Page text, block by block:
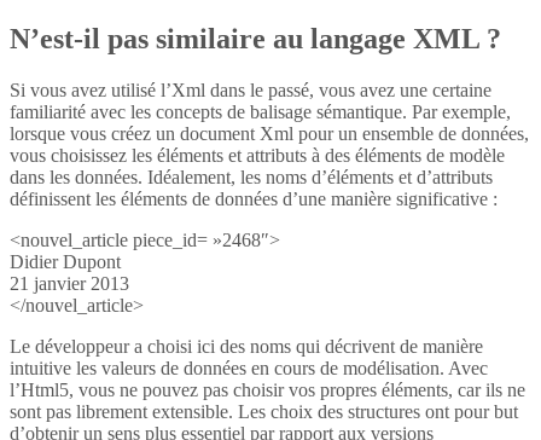
N’est-il pas similaire au langage XML ?
Si vous avez utilisé l’Xml dans le passé, vous avez une certaine
familiarité avec les concepts de balisage sémantique. Par exemple,
lorsque vous créez un document Xml pour un ensemble de données,
vous choisissez les éléments et attributs à des éléments de modèle
dans les données. Idéalement, les noms d’éléments et d’attributs
définissent les éléments de données d’une manière significative :
<nouvel_article piece_id= »2468″>
Didier Dupont
21 janvier 2013
</nouvel_article>
Le développeur a choisi ici des noms qui décrivent de manière
intuitive les valeurs de données en cours de modélisation. Avec
l’Html5, vous ne pouvez pas choisir vos propres éléments, car ils ne
sont pas librement extensible. Les choix des structures ont pour but
d’obtenir un sens plus essentiel par rapport aux versions